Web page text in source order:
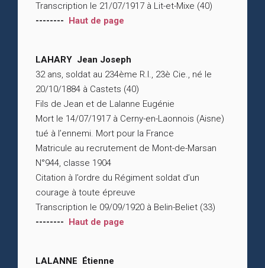
Transcription le 21/07/1917 à Lit-et-Mixe (40)
-------- Haut de page
LAHARY Jean Joseph
32 ans, soldat au 234ème R.I., 23è Cie., né le
20/10/1884 à Castets (40)
Fils de Jean et de Lalanne Eugénie
Mort le 14/07/1917 à Cerny-en-Laonnois (Aisne)
tué à l’ennemi. Mort pour la France
Matricule au recrutement de Mont-de-Marsan
N°944, classe 1904
Citation à l’ordre du Régiment soldat d’un
courage à toute épreuve
Transcription le 09/09/1920 à Belin-Beliet (33)
-------- Haut de page
LALANNE Étienne